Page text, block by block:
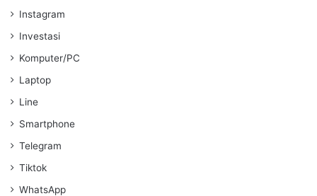
Instagram
Investasi
Komputer/PC
Laptop
Line
Smartphone
Telegram
Tiktok
WhatsApp